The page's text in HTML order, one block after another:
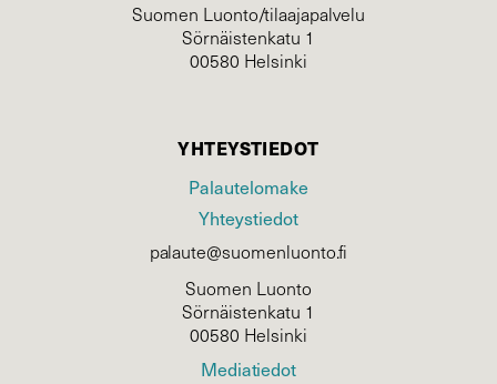
Suomen Luonto/tilaajapalvelu
Sörnäistenkatu 1
00580 Helsinki
YHTEYSTIEDOT
Palautelomake
Yhteystiedot
palaute@suomenluonto.fi
Suomen Luonto
Sörnäistenkatu 1
00580 Helsinki
Mediatiedot